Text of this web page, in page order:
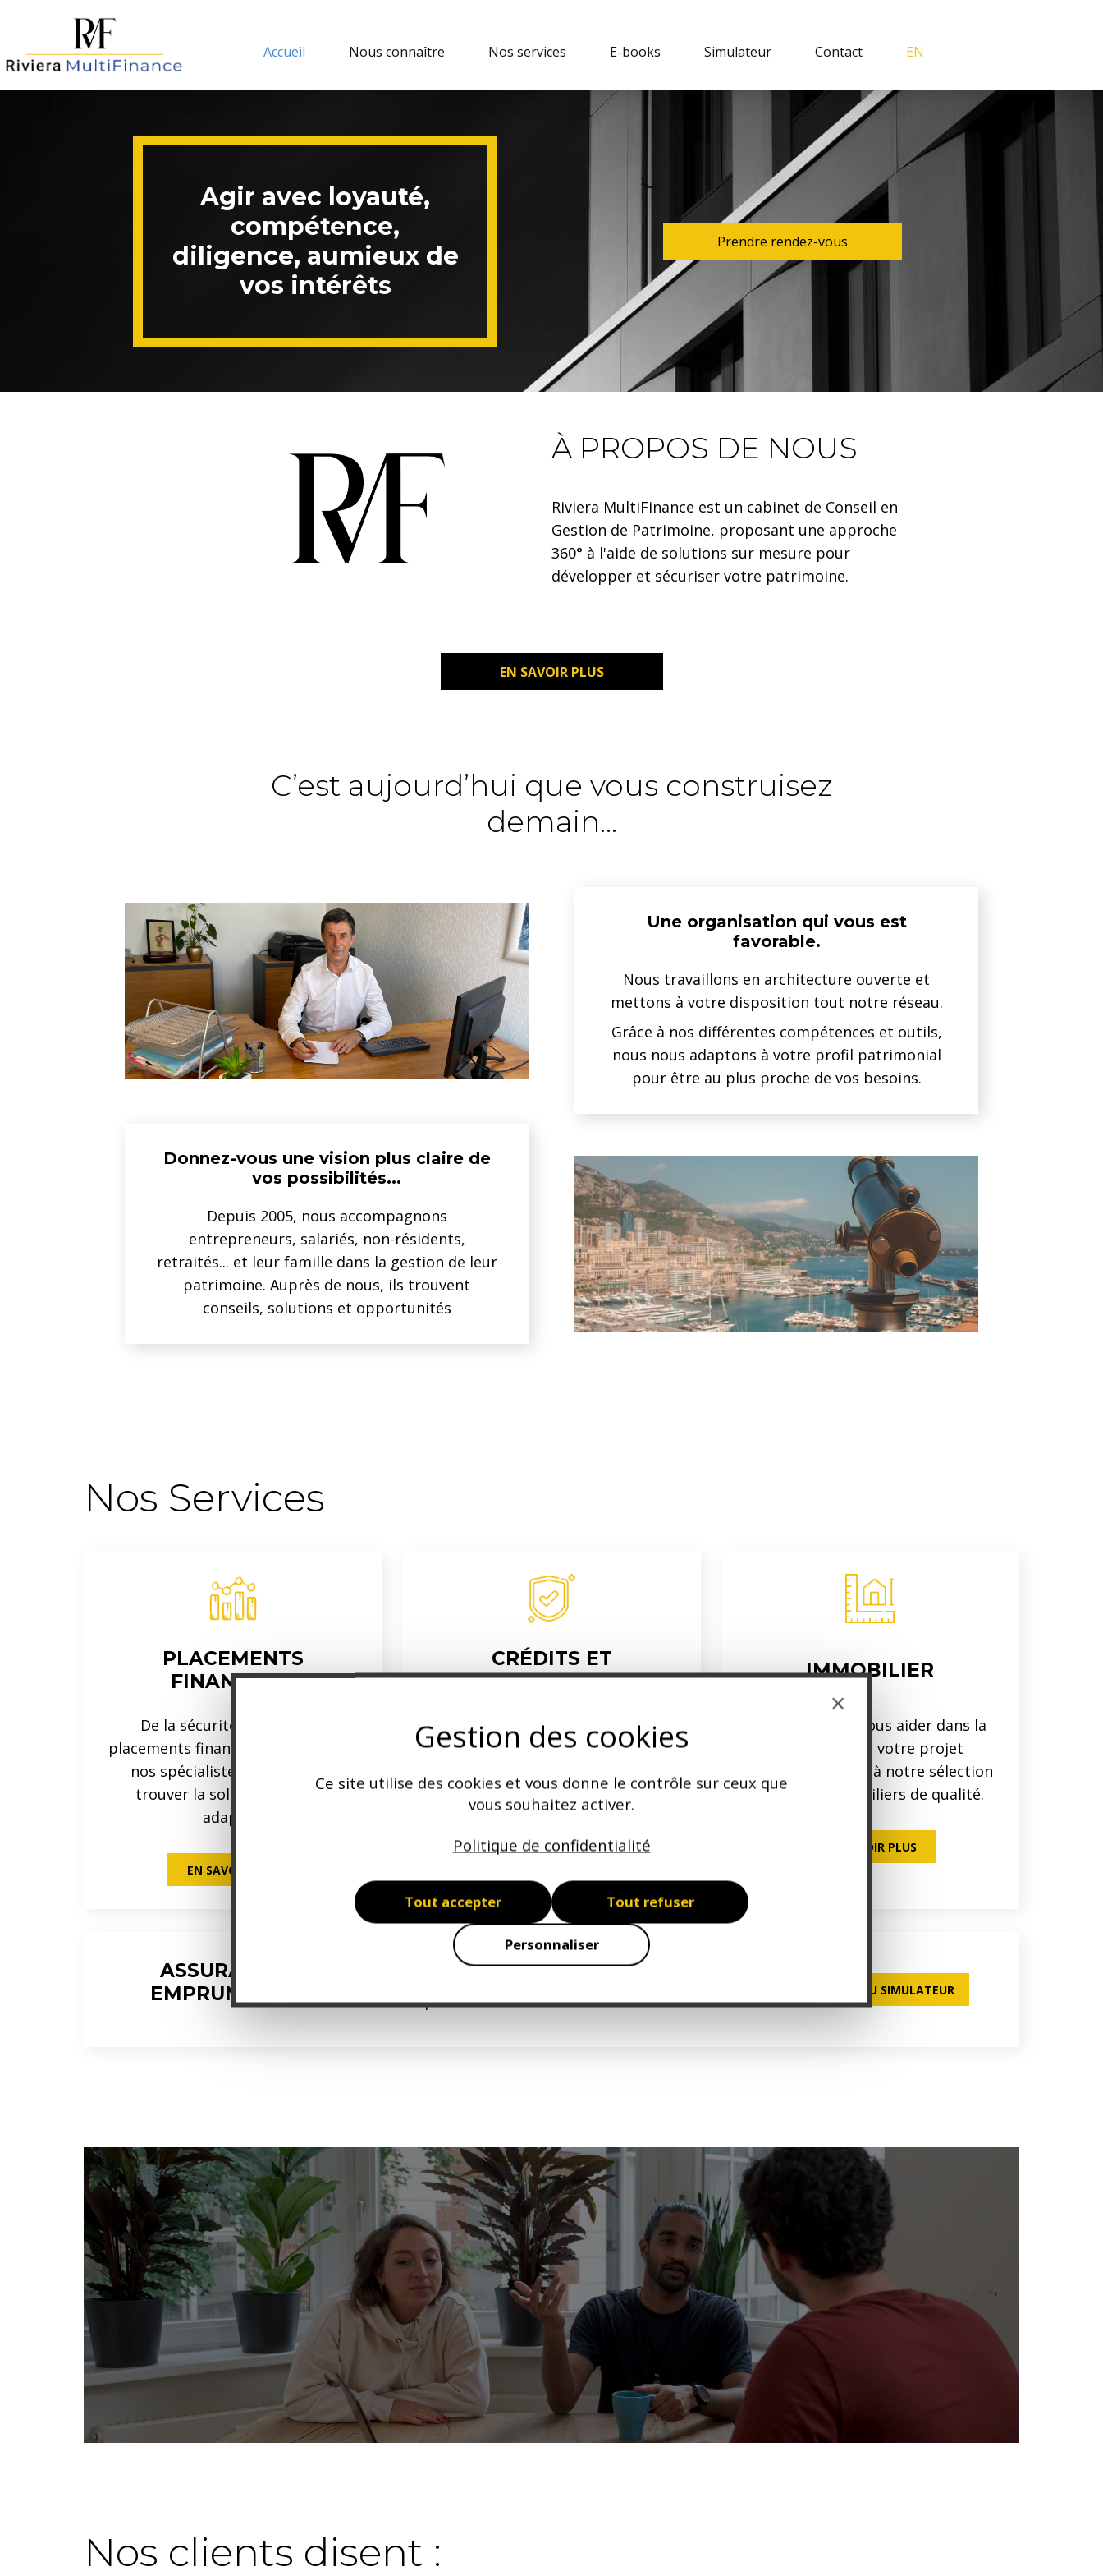
Accueil Nous connaître Nos services E-books Simulateur Contact EN
Agir avec loyauté,
compétence,
diligence, aumieux de
vos intérêts
Prendre rendez-vous
À PROPOS DE NOUS
Riviera MultiFinance est un cabinet de Conseil en
Gestion de Patrimoine, proposant une approche
360° à l'aide de solutions sur mesure pour
développer et sécuriser votre patrimoine.
EN SAVOIR PLUS
C’est aujourd’hui que vous construisez
demain...
Une organisation qui vous est
favorable.
Nous travaillons en architecture ouverte et
mettons à votre disposition tout notre réseau.
Grâce à nos différentes compétences et outils,
nous nous adaptons à votre profil patrimonial
pour être au plus proche de vos besoins.
Donnez-vous une vision plus claire de
vos possibilités...
Depuis 2005, nous accompagnons
entrepreneurs, salariés, non-résidents,
retraités... et leur famille dans la gestion de leur
patrimoine. Auprès de nous, ils trouvent
conseils, solutions et opportunités
Nos Services
PLACEMENTS
FINANCIERS
De la sécurité absolue aux
placements financiers dynamiques,
nos spécialistes s’engagent à
trouver la solution la mieux
adaptée.
EN SAVOIR PLUS
CRÉDITS ET
ASSURANCES
Nous proposons des crédits
amortissables, in fine, sur mesure,
meilleurs taux fixes ou variables.
EN SAVOIR PLUS
IMMOBILIER
Nous pouvons vous aider dans la
réalisation de votre projet
immobilier grâce à notre sélection
de biens immobiliers de qualité.
EN SAVOIR PLUS
ASSURANCE
EMPRUNTEUR
prêt à affronter les défis de demain.
ACCÉDER AU SIMULATEUR
Nos clients disent :
×
Gestion des cookies
Ce site utilise des cookies et vous donne le contrôle sur ceux que
vous souhaitez activer.
Politique de confidentialité
Tout accepter Tout refuser
Personnaliser